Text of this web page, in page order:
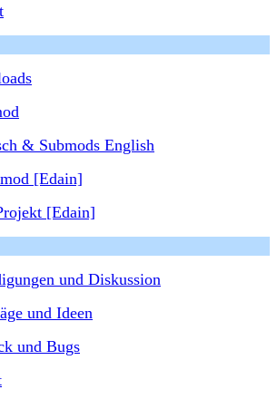
& Submods English
[Edain]
[Edain]
und Diskussion
und Ideen
und Bugs